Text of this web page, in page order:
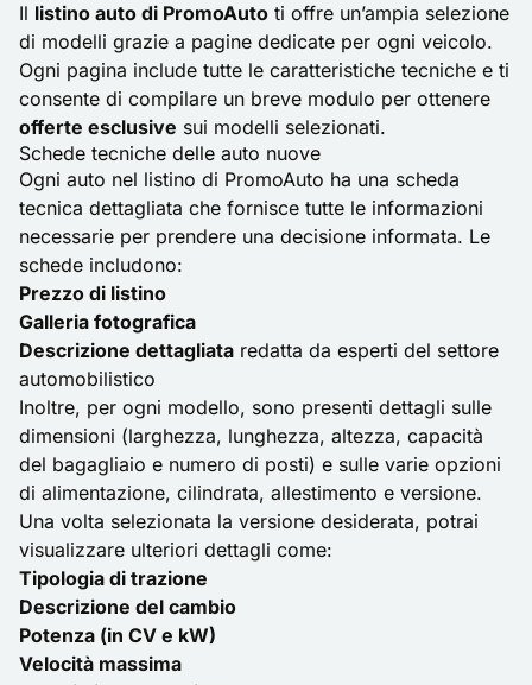
Il listino auto di PromoAuto ti offre un’ampia selezione
di modelli grazie a pagine dedicate per ogni veicolo.
Ogni pagina include tutte le caratteristiche tecniche e ti
consente di compilare un breve modulo per ottenere
offerte esclusive sui modelli selezionati.
Schede tecniche delle auto nuove
Ogni auto nel listino di PromoAuto ha una scheda
tecnica dettagliata che fornisce tutte le informazioni
necessarie per prendere una decisione informata. Le
schede includono:
Prezzo di listino
Galleria fotografica
Descrizione dettagliata redatta da esperti del settore
automobilistico
Inoltre, per ogni modello, sono presenti dettagli sulle
dimensioni (larghezza, lunghezza, altezza, capacità
del bagagliaio e numero di posti) e sulle varie opzioni
di alimentazione, cilindrata, allestimento e versione.
Una volta selezionata la versione desiderata, potrai
visualizzare ulteriori dettagli come:
Tipologia di trazione
Descrizione del cambio
Potenza (in CV e kW)
Velocità massima